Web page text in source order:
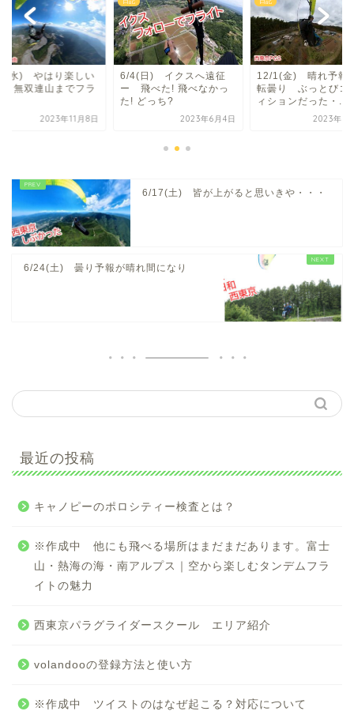
水) やはり楽しい
、無双連山までフラ
2023年11月8日
6/4(日) イクスへ遠征
ー 飛べた! 飛べなかっ
た! どっち?
2023年6月4日
12/1(金) 晴れ予報
転曇り ぶっとびコ
ィションだった・...
2023年12
6/17(土) 皆が上がると思いきや・・・
6/24(土) 曇り予報が晴れ間になり
最近の投稿
キャノピーのポロシティー検査とは？
※作成中 他にも飛べる場所はまだまだあります。富士
山・熱海の海・南アルプス｜空から楽しむタンデムフラ
イトの魅力
西東京パラグライダースクール エリア紹介
volandooの登録方法と使い方
※作成中 ツイストのはなぜ起こる？対応について